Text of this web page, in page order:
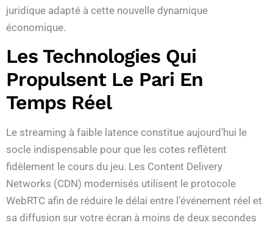
juridique adapté à cette nouvelle dynamique
économique.
Les Technologies Qui
Propulsent Le Pari En
Temps Réel
Le streaming à faible latence constitue aujourd’hui le
socle indispensable pour que les cotes reflètent
fidèlement le cours du jeu. Les Content Delivery
Networks (CDN) modernisés utilisent le protocole
WebRTC afin de réduire le délai entre l’événement réel et
sa diffusion sur votre écran à moins de deux secondes